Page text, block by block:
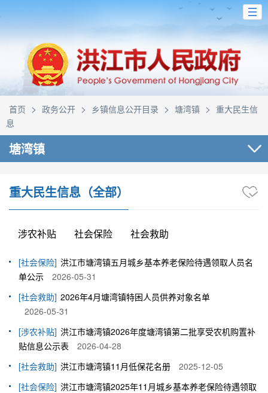
首页 > 政务公开 > 乡镇信息公开目录 > 塘湾镇 > 重大民生信
息
塘湾镇
重大民生信息（全部）
涉农补贴 社会保险 社会救助
[社会保险] 洪江市塘湾镇五月城乡基本养老保险待遇领取人员名
单公示
2026-05-31
[社会救助] 2026年4月塘湾镇特困人员供养对象名单
2026-05-31
[涉农补贴] 洪江市塘湾镇2026年度塘湾镇第二批享受农机购置补
贴信息公示表
2026-04-28
[社会救助] 洪江市塘湾镇11月低保花名册
2025-12-05
[社会保险] 洪江市塘湾镇2025年11月城乡基本养老保险待遇领取